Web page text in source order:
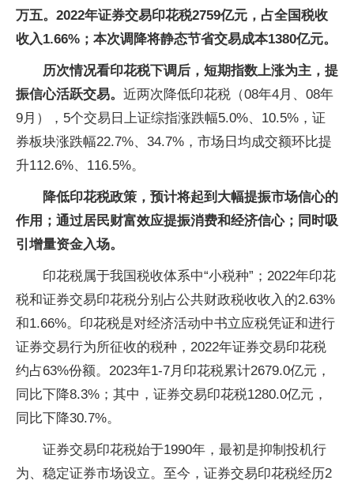
万五。2022年证券交易印花税2759亿元，占全国税收
收入1.66%；本次调降将静态节省交易成本1380亿元。
历次情况看印花税下调后，短期指数上涨为主，提
振信心活跃交易。 近两次降低印花税（08年4月、08年
9月），5个交易日上证综指涨跌幅5.0%、10.5%，证
券板块涨跌幅22.7%、34.7%，市场日均成交额环比提
升112.6%、116.5%。
降低印花税政策，预计将起到大幅提振市场信心的
作用；通过居民财富效应提振消费和经济信心；同时吸
引增量资金入场。
印花税属于我国税收体系中“小税种”；2022年印花
税和证券交易印花税分别占公共财政税收收入的2.63%
和1.66%。印花税是对经济活动中书立应税凭证和进行
证券交易行为所征收的税种，2022年证券交易印花税
约占63%份额。2023年1-7月印花税累计2679.0亿元，
同比下降8.3%；其中，证券交易印花税1280.0亿元，
同比下降30.7%。
证券交易印花税始于1990年，最初是抑制投机行
为、稳定证券市场设立。至今，证券交易印花税经历2